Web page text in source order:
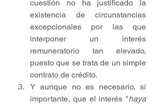
cuestión no ha justificado la
existencia de circunstancias
excepcionales por las que
interponer un interés
remuneratorio tan elevado,
puesto que se trata de un simple
contrato de crédito.
Y aunque no es necesario, sí
importante, que el interés "haya